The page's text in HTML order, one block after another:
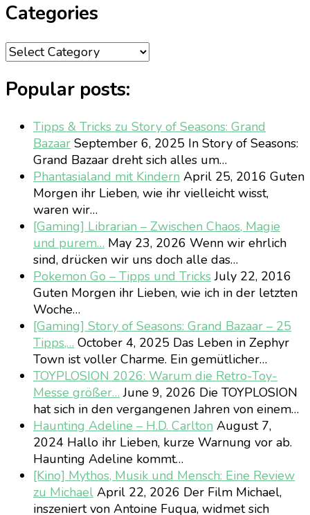
Categories
Categories
Popular posts:
Tipps & Tricks zu Story of Seasons: Grand
Bazaar September 6, 2025 In Story of Seasons:
Grand Bazaar dreht sich alles um…
Phantasialand mit Kindern April 25, 2016 Guten
Morgen ihr Lieben, wie ihr vielleicht wisst,
waren wir…
[Gaming] Librarian – Zwischen Chaos, Magie
und purem… May 23, 2026 Wenn wir ehrlich
sind, drücken wir uns doch alle das…
Pokemon Go – Tipps und TricksJuly 22, 2016
Guten Morgen ihr Lieben, wie ich in der letzten
Woche…
[Gaming] Story of Seasons: Grand Bazaar – 25
Tipps,… October 4, 2025 Das Leben in Zephyr
Town ist voller Charme. Ein gemütlicher…
TOYPLOSION 2026: Warum die Retro-Toy-
Messe größer… June 9, 2026 Die TOYPLOSION
hat sich in den vergangenen Jahren von einem…
Haunting Adeline – H.D. Carlton August 7,
2024 Hallo ihr Lieben, kurze Warnung vor ab.
Haunting Adeline kommt…
[Kino] Mythos, Musik und Mensch: Eine Review
zu Michael April 22, 2026 Der Film Michael,
inszeniert von Antoine Fuqua, widmet sich